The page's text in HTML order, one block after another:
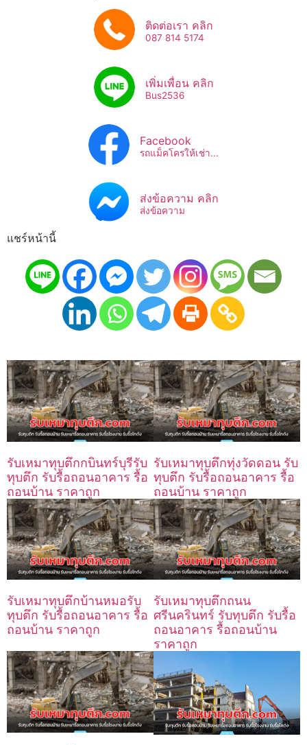
ติดต่อเรา คลิก
087 814 5174
เพิ่มเพื่อน คลิก
Bus2536​
Facebook
รถแม็คโครให้เช่า...
ส่งข้อความ คลิก
ส่งข้อความ
แชร์หน้านี้
รับเหมาทุบตึกกบินทร์บุรีรับ
ทุบตึก รับรื้อถอนอาคาร รื้อ
ถอนบ้าน ราคาถูก
รับเหมาทุบตึกทุ่งวัดดอน รับ
ทุบตึก รับรื้อถอนอาคาร รื้อ
ถอนบ้าน ราคาถูก
รับเหมาทุบตึกบ้านหมอรับ
ทุบตึก รับรื้อถอนอาคาร รื้อ
ถอนบ้าน ราคาถูก
รับเหมาทุบตึกถนน
ศรีนครินทร์ รับทุบตึก รับรื้อ
ถอนอาคาร รื้อถอนบ้าน
ราคาถูก